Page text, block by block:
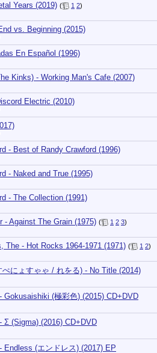
Years (2019) ( 1 2)
vs. Beginning (2015)
En Español (1996)
Kinks) - Working Man's Cafe (2007)
Electric (2010)
- Best of Randy Crawford (1996)
- Naked and True (1995)
- The Collection (1991)
- Against The Grain (1975) ( 1 2 3)
The - Hot Rocks 1964-1971 (1971) ( 1 2)
ぺにょすゃゃ / れをる) - No Title (2014)
Gokusaishiki (極彩色) (2015) CD+DVD
Σ (Sigma) (2016) CD+DVD
Endless (エンドレス) (2017) EP